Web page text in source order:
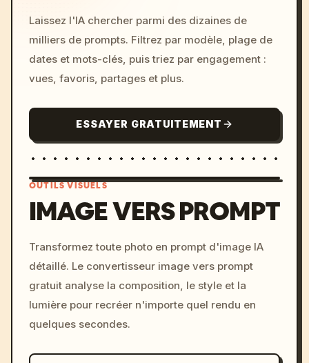
Laissez l'IA chercher parmi des dizaines de
milliers de prompts. Filtrez par modèle, plage de
dates et mots-clés, puis triez par engagement :
vues, favoris, partages et plus.
ESSAYER GRATUITEMENT
c, cyberpunk sunset, neon
colors, 8k --v 6.0
OUTILS VISUELS
IMAGE VERS PROMPT
Transformez toute photo en prompt d'image IA
détaillé. Le convertisseur image vers prompt
gratuit analyse la composition, le style et la
lumière pour recréer n'importe quel rendu en
quelques secondes.